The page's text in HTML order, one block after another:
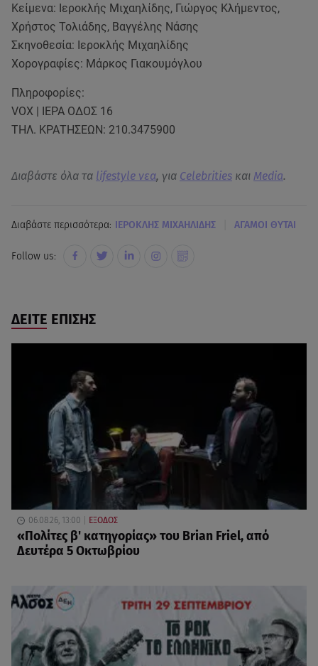
Κείμενα: Ιεροκλής Μιχαηλίδης, Γιώργος Κλήμεντος,
Χρήστος Τολιάδης, Βαγγέλης Νάσης
Σκηνοθεσία: Ιεροκλής Μιχαηλίδης
Χορογραφίες: Μάρκος Γιακουμόγλου
Πληροφορίες:
VOX | ΙΕΡΑ ΟΔΟΣ 16
ΤΗΛ. ΚΡΑΤΗΣΕΩΝ: 210.3475900
Διαβάστε όλα τα lifestyle νεα, για Celebrities και Media.
Διαβάστε περισσότερα: ΙΕΡΟΚΛΗΣ ΜΙΧΑΗΛΙΔΗΣ ΑΓΑΜΟΙ ΘΥΤΑΙ
Follow us:
ΔΕΙΤΕ ΕΠΙΣΗΣ
06.08.26, 13:00 ΕΞΟΔΟΣ
«Πολίτες β' κατηγορίας» του Brian Friel, από
Δευτέρα 5 Οκτωβρίου